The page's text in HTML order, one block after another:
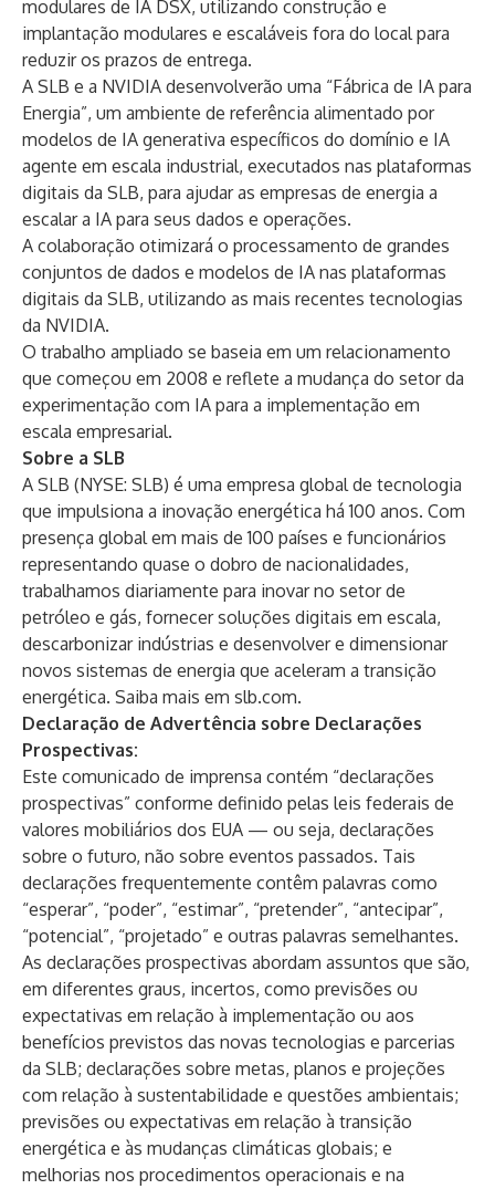
modulares de IA DSX, utilizando construção e
implantação modulares e escaláveis ​​fora do local para
reduzir os prazos de entrega.
A SLB e a NVIDIA desenvolverão uma “Fábrica de IA para
Energia”, um ambiente de referência alimentado por
modelos de IA generativa específicos do domínio e IA
agente em escala industrial, executados nas plataformas
digitais da SLB, para ajudar as empresas de energia a
escalar a IA para seus dados e operações.
A colaboração otimizará o processamento de grandes
conjuntos de dados e modelos de IA nas plataformas
digitais da SLB, utilizando as mais recentes tecnologias
da NVIDIA.
O trabalho ampliado se baseia em um relacionamento
que começou em 2008 e reflete a mudança do setor da
experimentação com IA para a implementação em
escala empresarial.
Sobre a SLB
A SLB (NYSE: SLB) é uma empresa global de tecnologia
que impulsiona a inovação energética há 100 anos. Com
presença global em mais de 100 países e funcionários
representando quase o dobro de nacionalidades,
trabalhamos diariamente para inovar no setor de
petróleo e gás, fornecer soluções digitais em escala,
descarbonizar indústrias e desenvolver e dimensionar
novos sistemas de energia que aceleram a transição
energética. Saiba mais em slb.com.
Declaração de Advertência sobre Declarações
Prospectivas:
Este comunicado de imprensa contém “declarações
prospectivas” conforme definido pelas leis federais de
valores mobiliários dos EUA — ou seja, declarações
sobre o futuro, não sobre eventos passados. Tais
declarações frequentemente contêm palavras como
“esperar”, “poder”, “estimar”, “pretender”, “antecipar”,
“potencial”, “projetado” e outras palavras semelhantes.
As declarações prospectivas abordam assuntos que são,
em diferentes graus, incertos, como previsões ou
expectativas em relação à implementação ou aos
benefícios previstos das novas tecnologias e parcerias
da SLB; declarações sobre metas, planos e projeções
com relação à sustentabilidade e questões ambientais;
previsões ou expectativas em relação à transição
energética e às mudanças climáticas globais; e
melhorias nos procedimentos operacionais e na